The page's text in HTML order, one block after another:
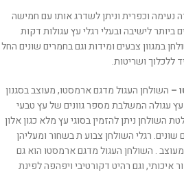
נעימה וכפרית וניתן לשדרג אותו עם חמישה
ביותר לישיבה ובעלי רגלי עץ עגולות דקות
במגוון צבעים ומידות וגם בחמרים שונים החל
ללכלוך ושריטות.
– השולחן העגול מדגם ארמסטו, מעוצב בסגנון
עגולה המשלבת מספר גוונים של עץ טבעי
השולחן ניתן להזמין בסוגי עץ מלא כגון אלון
רגלי השולחן צבוע ת בשחור ומעליהן
. השולחן העגול מדגם ארמסטו הוא גם
איכותי, וגם רהיט דקורטיבי ויפהפה לפינת